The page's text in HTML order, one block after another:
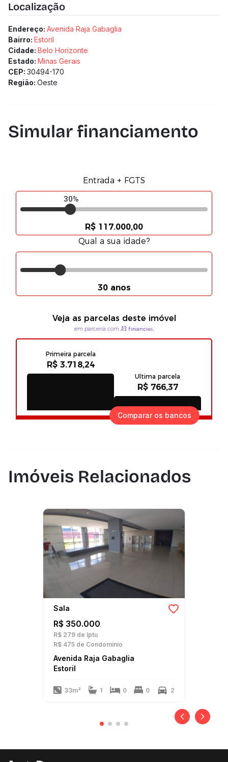
Localização
Endereço: Avenida Raja Gabaglia
Bairro: Estoril
Cidade: Belo Horizonte
Estado: Minas Gerais
CEP: 30494-170
Região: Oeste
Simular financiamento
Comparar os bancos
Imóveis Relacionados
Sala
R$ 350.000
R$ 279 de Iptu
R$ 475 de Condomínio
Avenida Raja Gabaglia
Estoril
33m² 1 0 0 2